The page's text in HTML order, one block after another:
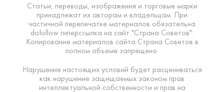
Статьи, переводы, изображения и торговые марки
принадлежат их авторам и владельцам. При
частичной перепечатке материалов обязательна
dofollow гиперссылка на сайт "Страна Советов".
Копирование материалов сайта Страна Советов в
полном объеме запрещено.
Нарушение настоящих условий будет расцениваться
как нарушение защищаемых законом прав
интеллектуальной собственности и прав на